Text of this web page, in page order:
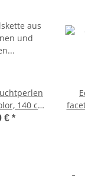
140 cm
€ *